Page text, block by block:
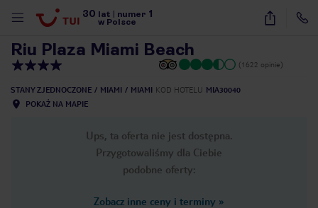
30 lat numer 1
w Polsce
17
Riu Plaza Miami Beach
(1622 opinie)
STANY ZJEDNOCZONE MIAMI MIAMI KOD HOTELU MIA30040
POKAŻ NA MAPIE
Ups, ta oferta nie jest dostępna.
Przygotowaliśmy dla Ciebie
podobne oferty:
Zobacz inne ceny i terminy »